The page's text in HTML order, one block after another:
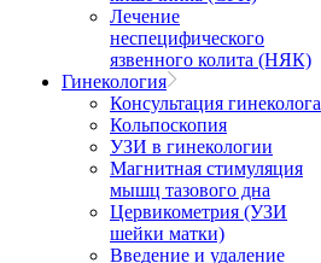
Лечение
неспецифического
язвенного колита (НЯК)
Гинекология
Консультация гинеколога
Кольпоскопия
УЗИ в гинекологии
Магнитная стимуляция
мышц тазового дна
Цервикометрия (УЗИ
шейки матки)
Введение и удаление